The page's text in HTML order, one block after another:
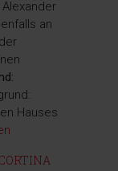
an
Hauses